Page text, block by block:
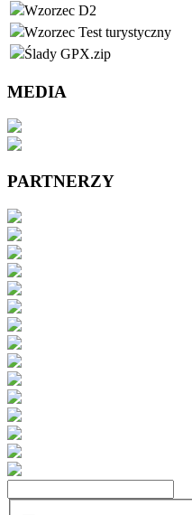
Wzorzec D2
Wzorzec Test turystyczny
Ślady GPX.zip
MEDIA
PARTNERZY